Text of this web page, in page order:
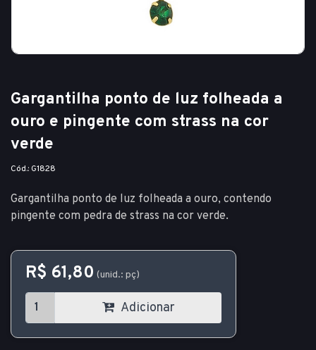
Gargantilha ponto de luz folheada a
ouro e pingente com strass na cor
verde
Cód.: G1828
Gargantilha ponto de luz folheada a ouro, contendo
pingente com pedra de strass na cor verde.
R$ 61,80 (unid.: pç)
Adicionar